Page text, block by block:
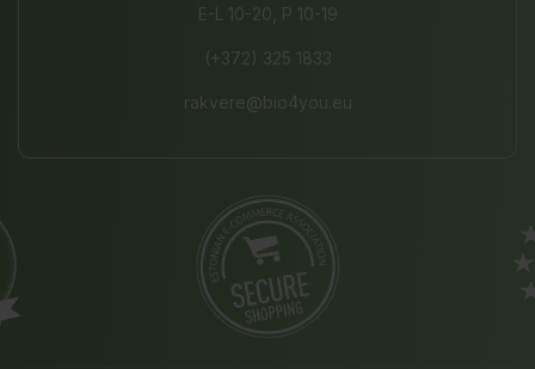
E-L 10-20, P 10-19
(+372) 325 1833
rakvere@bio4you.eu